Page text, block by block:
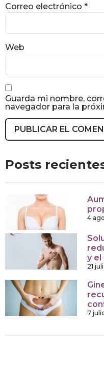
Correo electrónico *
Web
Guarda mi nombre,
navegador para la
Posts
4
y el
21
7